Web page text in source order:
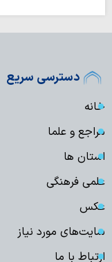
دسترسی سریع
خانه
مراجع و علما
استان ها
علمی فرهنگی
عکس
سایت‌های مورد نیاز
ارتباط با ما